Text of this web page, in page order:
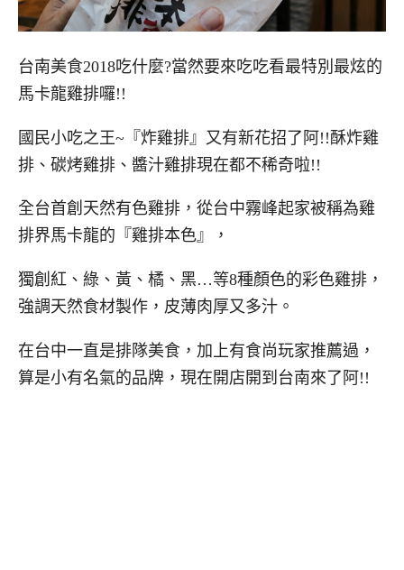
台南美食2018吃什麼?當然要來吃吃看最特別最炫的
馬卡龍雞排囉!!
國民小吃之王~『炸雞排』又有新花招了阿!!酥炸雞
排、碳烤雞排、醬汁雞排現在都不稀奇啦!!
全台首創天然有色雞排，從台中霧峰起家被稱為雞
排界馬卡龍的『雞排本色』，
獨創紅、綠、黃、橘、黑…等8種顏色的彩色雞排，
強調天然食材製作，皮薄肉厚又多汁。
在台中一直是排隊美食，加上有食尚玩家推薦過，
算是小有名氣的品牌，現在開店開到台南來了阿!!